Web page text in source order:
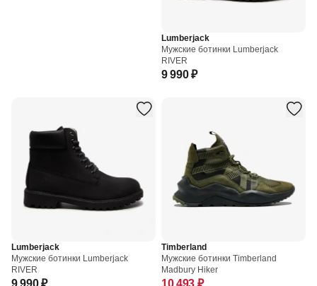
Lumberjack
Мужские ботинки Lumberjack
RIVER
9 990 ₽
Lumberjack
Мужские ботинки Lumberjack
RIVER
9 990 ₽
Timberland
Мужские ботинки Timberland
Madbury Hiker
10 493 ₽